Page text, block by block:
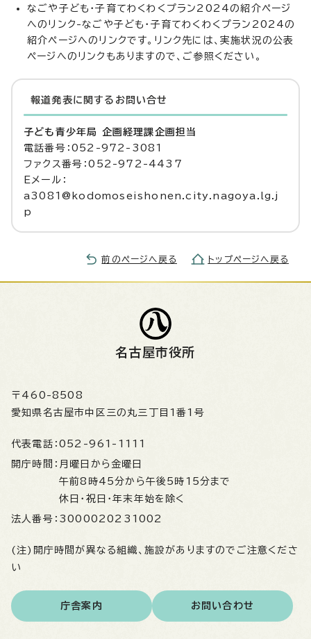
なごや子ども・子育てわくわくプラン2024の紹介ページ
へのリンク-なごや子ども・子育てわくわくプラン2024の
紹介ページへのリンクです。リンク先には、実施状況の公表
ページへのリンクもありますので、ご参照ください。
報道発表に関するお問い合せ
子ども青少年局 企画経理課企画担当
電話番号：052-972-3081
ファクス番号：052-972-4437
Eメール：
a3081@kodomoseishonen.city.nagoya.lg.j
p
前のページへ戻る トップページへ戻る
名古屋市役所
〒460-8508
愛知県名古屋市中区三の丸三丁目1番1号
代表電話： 052-961-1111
開庁時間： 月曜日から金曜日
午前8時45分から午後5時15分まで
休日・祝日・年末年始を除く
法人番号： 3000020231002
(注)開庁時間が異なる組織、施設がありますのでご注意くださ
い
庁舎案内 お問い合わせ